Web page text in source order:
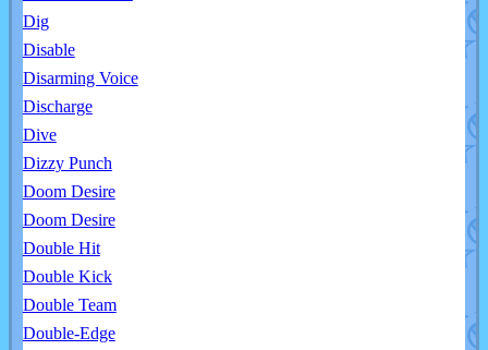
Dig
Disable
Disarming Voice
Discharge
Dive
Dizzy Punch
Doom Desire
Doom Desire
Double Hit
Double Kick
Double Team
Double-Edge